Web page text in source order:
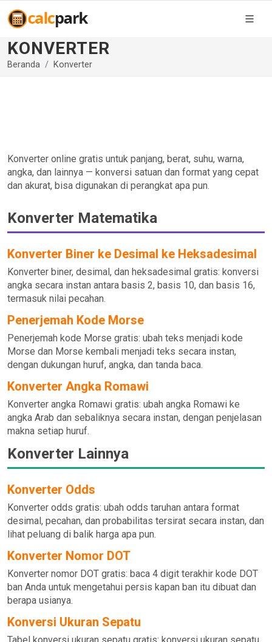
KONVERTER
Beranda Konverter
Konverter online gratis untuk panjang, berat, suhu, warna,
angka, dan lainnya — konversi satuan dan format yang cepat
dan akurat, bisa digunakan di perangkat apa pun.
Konverter Matematika
Konverter Biner ke Desimal ke Heksadesimal
Konverter biner, desimal, dan heksadesimal gratis: konversi
angka secara instan antara basis 2, basis 10, dan basis 16,
termasuk nilai pecahan.
Penerjemah Kode Morse
Penerjemah kode Morse gratis: ubah teks menjadi kode
Morse dan Morse kembali menjadi teks secara instan,
dengan dukungan huruf, angka, dan tanda baca.
Konverter Angka Romawi
Konverter angka Romawi gratis: ubah angka Romawi ke
angka Arab dan sebaliknya secara instan, dengan penjelasan
makna setiap huruf.
Konverter Lainnya
Konverter Odds
Konverter odds gratis: ubah odds taruhan antara format
desimal, pecahan, dan probabilitas tersirat secara instan, dan
lihat peluang di balik harga apa pun.
Konverter Nomor DOT
Konverter nomor DOT gratis: baca 4 digit terakhir kode DOT
ban Anda untuk mengetahui persis kapan ban itu dibuat dan
berapa usianya.
Konversi Ukuran Sepatu